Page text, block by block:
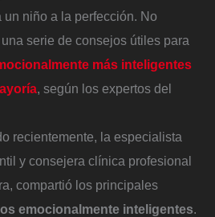
niño a la perfección. No
serie de consejos útiles para
más inteligentes
, según los expertos del
recientemente, la especialista
y consejera clínica profesional
compartió los principales
emocionalmente inteligentes.